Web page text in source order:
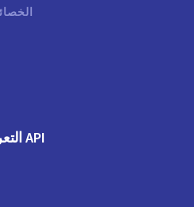
API التعرف الضوئي على الحروف